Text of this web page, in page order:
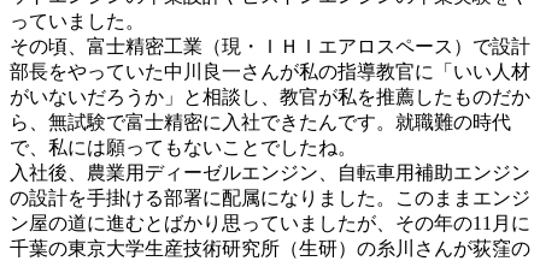
っていました。
その頃、富士精密工業（現・ＩＨＩエアロスペース）で設計
部長をやっていた中川良一さんが私の指導教官に「いい人材
がいないだろうか」と相談し、教官が私を推薦したものだか
ら、無試験で富士精密に入社できたんです。就職難の時代
で、私には願ってもないことでしたね。
入社後、農業用ディーゼルエンジン、自転車用補助エンジン
の設計を手掛ける部署に配属になりました。このままエンジ
ン屋の道に進むとばかり思っていましたが、その年の11月に
千葉の東京大学生産技術研究所（生研）の糸川さんが荻窪の